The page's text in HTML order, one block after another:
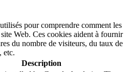
pour comprendre comment les
Web. Ces cookies aident à fournir
du nombre de visiteurs, du taux de
etc.
Description